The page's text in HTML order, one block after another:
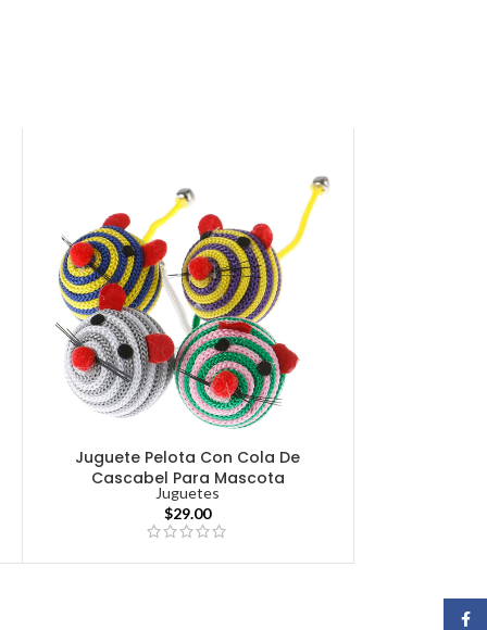
Juguete Pelota Con Cola De
Cascabel Para Mascota
Juguetes
$29.00